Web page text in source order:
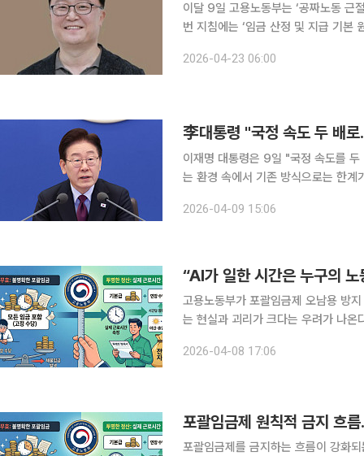
이달 9일 고용노동부는 ‘공짜노동 근
번 지침에는 ‘임금 산정 및 지급 기본
급과 제수당을 구분하지 않는 정액급
2026-04-23 06:00
李대통령 "국정 속도 두 배
이재명 대통령은 9일 "국정 속도를
는 환경 속에서 기존 방식으로는 한
모두발언에서 "마음을 다시 새롭게
2026-04-09 15:06
고용노동부가 포괄임금제 오남용 방
는 현실과 괴리가 크다는 우려가 나
2026-04-08 17:06
포괄임금제 원칙적 금지 흐
포괄임금제를 금지하는 흐름이 강화